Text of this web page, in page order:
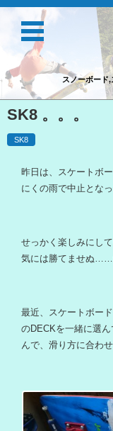
スノーボード
コンテンツに移動
SK8 。。。
SK8
昨日は、スケートボ
にくの雨で中止とな
せっかく楽しみにし
気には勝てませぬ
最近、スケートボー
のDECKを一緒に選
んで、滑り方に合わ